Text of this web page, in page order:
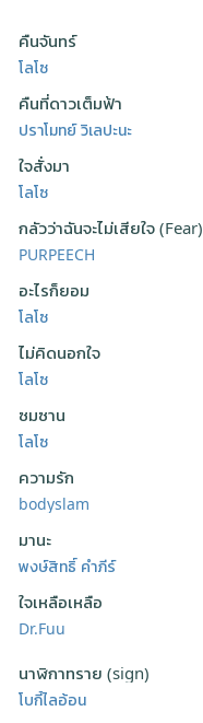
คืนจันทร์
โลโซ
คืนที่ดาวเต็มฟ้า
ปราโมทย์ วิเลปะนะ
ใจสั่งมา
โลโซ
กลัวว่าฉันจะไม่เสียใจ (Fear)
PURPEECH
อะไรก็ยอม
โลโซ
ไม่คิดนอกใจ
โลโซ
ซมซาน
โลโซ
ความรัก
bodyslam
มานะ
พงษ์สิทธิ์ คำภีร์
ใจเหลือเหลือ
Dr.Fuu
นาฬิกาทราย (sign)
โบกี้ไลอ้อน